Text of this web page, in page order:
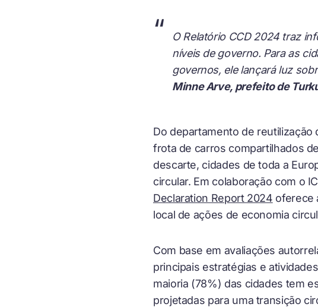
“
O Relatório CCD 2024 traz
níveis de governo. Para as
governos, ele lançará luz
Minne Arve, prefeito de
Do departamento de reutilização
frota de carros compartilhados
descarte, cidades de toda a
circular. Em colaboração com o
Declaration Report 2024 oferece
local de ações de economia
Com base em avaliações
principais estratégias e
maioria (78%) das cidades tem
projetadas para uma transição